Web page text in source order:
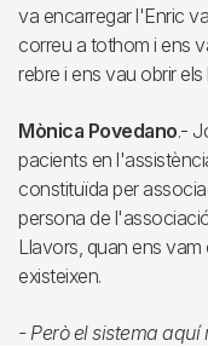
va encarregar l'Enric
correu a tothom i ens
rebre i ens vau obrir
Mònica Povedano.-
pacients en
constituïda per
persona de
Llavors, quan ens
existeixen.
- Però el sistema